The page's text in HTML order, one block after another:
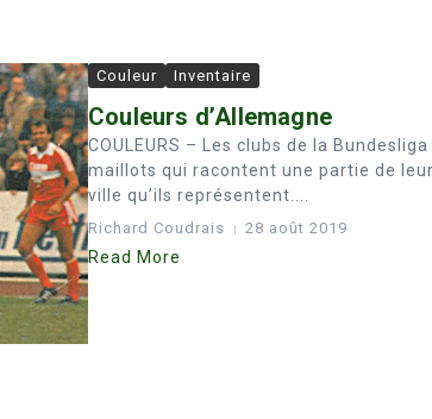
Couleur Inventaire
Couleurs d’Allemagne
COULEURS – Les clubs de la
maillots qui racontent une partie de
ville qu’ils représentent....
Richard Coudrais 28 août 2019
Read More